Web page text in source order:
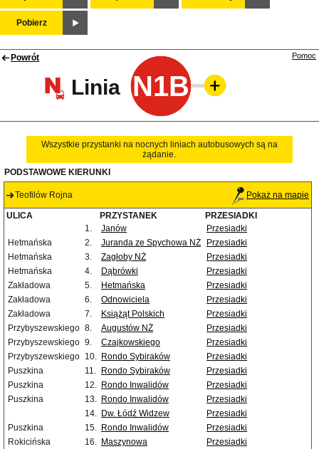
Pobierz
Powrót
Linia N1B
Pomoc
Wszystkie przystanki na nocnych liniach autobusowych są na
żądanie.
PODSTAWOWE KIERUNKI
Teofilów Rojna Pokaż na mapie
ULICA PRZYSTANEK
PRZESIADKI
1.
Janów
Przesiadki
Hetmańska
2. Juranda ze Spychowa NŻ
Przesiadki
Hetmańska
3. Zagłoby NŻ
Przesiadki
Hetmańska
4. Dąbrówki
Przesiadki
Zakładowa
5. Hetmańska
Przesiadki
Zakładowa
6. Odnowiciela
Przesiadki
Zakładowa
7. Książąt Polskich
Przesiadki
Przybyszewskiego 8. Augustów NŻ
Przesiadki
Przybyszewskiego 9. Czajkowskiego
Przesiadki
Przybyszewskiego 10. Rondo Sybiraków
Przesiadki
Puszkina
11. Rondo Sybiraków
Przesiadki
Puszkina
12. Rondo Inwalidów
Przesiadki
Puszkina
13. Rondo Inwalidów
Przesiadki
14. Dw. Łódź Widzew
Przesiadki
Puszkina
15. Rondo Inwalidów
Przesiadki
Rokicińska
16. Maszynowa
Przesiadki